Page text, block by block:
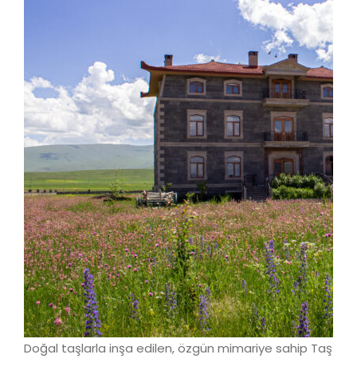
Doğal taşlarla inşa edilen, özgün mimariye sahip Taş